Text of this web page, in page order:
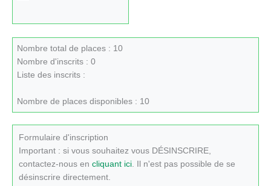
Nombre total de places : 10
Nombre d'inscrits : 0
Liste des inscrits :
Nombre de places disponibles : 10
Formulaire d'inscription
Important : si vous souhaitez vous DÉSINSCRIRE,
contactez-nous en cliquant ici. Il n'est pas possible de se
désinscrire directement.